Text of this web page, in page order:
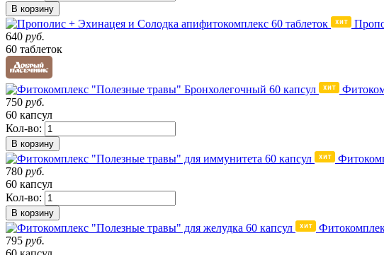
В корзину
640 руб.
60 таблеток
750 руб.
60 капсул
Кол-во:
В корзину
780 руб.
60 капсул
Кол-во:
В корзину
795 руб.